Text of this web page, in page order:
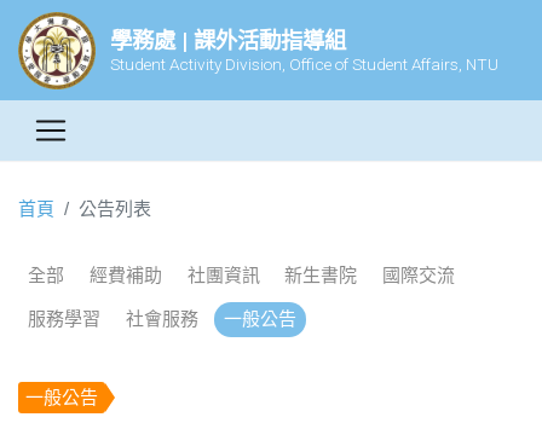
學務處 | 課外活動指導組
Student Activity Division, Office of Student Affairs, NTU
首頁 公告列表
全部 經費補助 社團資訊 新生書院 國際交流
服務學習 社會服務 一般公告
一般公告